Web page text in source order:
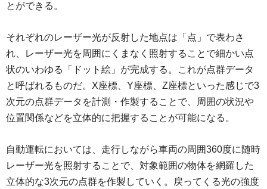
とができる。
それぞれのレーザー光が反射した地点は「点」で表わさ
れ、レーザー光を周囲にくまなく照射することで細かい点
状のいわゆる「ドット絵」が完成する。これが点群データ
と呼ばれるものだ。X座標、Y座標、Z座標といった感じで3
次元の点群データを計測・作製することで、周囲の状況や
位置関係などを立体的に把握することが可能になる。
自動運転においては、走行しながら車両の周囲360度に随時
レーザー光を照射することで、対象範囲の物体を網羅した
立体的な3次元の点群を作製していく。戻ってくる光の強度